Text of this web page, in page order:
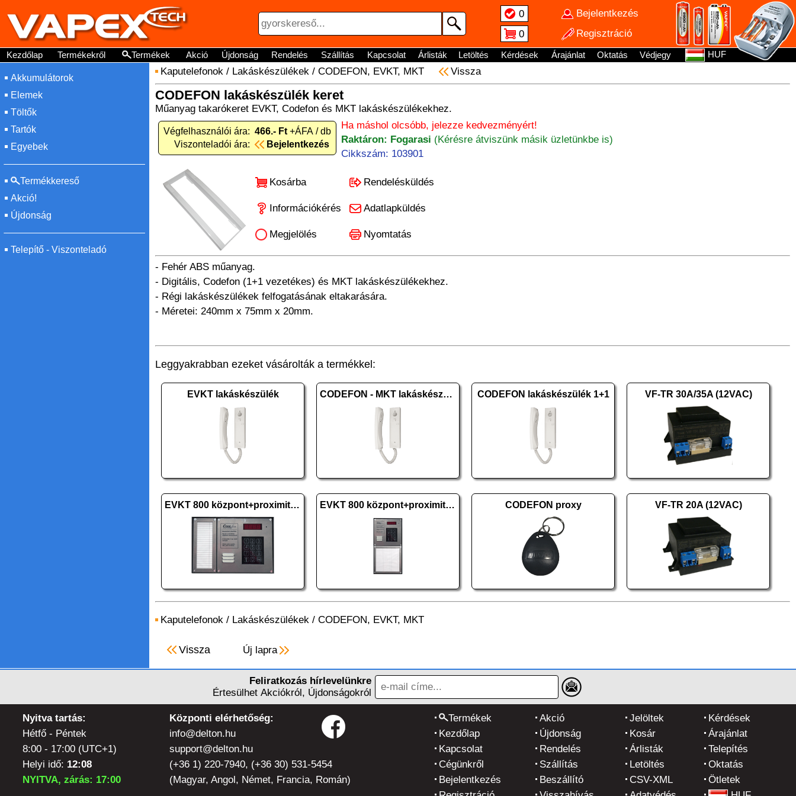
0
0
Bejelentkezés
Regisztráció
Kezdőlap Termékekről Termékek Akció Újdonság Rendelés Szállítás Kapcsolat Árlisták Letöltés Kérdések Árajánlat Oktatás Védjegy HUF
Akkumulátorok
Elemek
Töltők
Tartók
Egyebek
Termékkereső
Akció!
Újdonság
Telepítő - Viszonteladó
Kaputelefonok / Lakáskészülékek / CODEFON, EVKT, MKT Vissza
CODEFON lakáskészülék keret
Műanyag takarókeret EVKT, Codefon és MKT lakáskészülékekhez.
Végfelhasználói ára: 466.- Ft +ÁFA / db
Viszonteladói ára:
Bejelentkezés
Ha máshol olcsóbb, jelezze kedvezményért!
Raktáron: Fogarasi (Kérésre átviszünk másik üzletünkbe is)
Cikkszám: 103901
Kosárba Rendelésküldés
Információkérés Adatlapküldés
Megjelölés Nyomtatás
- Fehér ABS műanyag.
- Digitális, Codefon (1+1 vezetékes) és MKT lakáskészülékekhez.
- Régi lakáskészülékek felfogatásának eltakarására.
- Méretei: 240mm x 75mm x 20mm.
Leggyakrabban ezeket vásárolták a termékkel:
EVKT lakáskészülék CODEFON - MKT lakáskészülék CODEFON lakáskészülék 1+1 VF-TR 30A/35A (12VAC)
EVKT 800 központ+proximity falon kív., 1 oszl. H EVKT 800 központ+proximity falon kív., 3 oszl. V CODEFON proxy VF-TR 20A (12VAC)
Kaputelefonok / Lakáskészülékek / CODEFON, EVKT, MKT
Vissza Új lapra
Feliratkozás hírlevelünkre
Értesülhet Akciókról, Újdonságokról
Nyitva tartás:
Hétfő - Péntek
8:00 - 17:00 (UTC+1)
Helyi idő: 12:08
NYITVA, zárás: 17:00
Központi elérhetőség:
info@delton.hu
support@delton.hu
(+36 1) 220-7940, (+36 30) 531-5454
(Magyar, Angol, Német, Francia, Román)
Termékek
Kezdőlap
Kapcsolat
Cégünkről
Bejelentkezés
Akció
Újdonság
Rendelés
Szállítás
Beszállító
Jelöltek
Kosár
Árlisták
Letöltés
CSV-XML
Kérdések
Árajánlat
Telepítés
Oktatás
Ötletek